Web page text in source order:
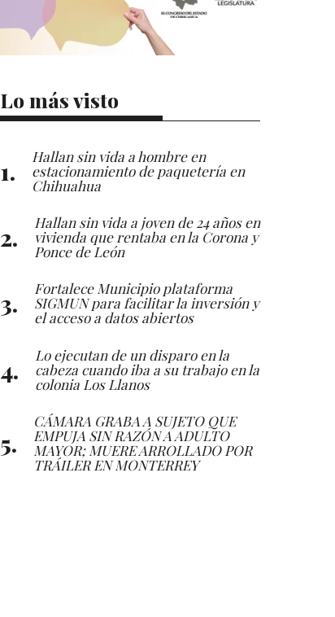
Lo más visto
Hallan sin vida a hombre en
estacionamiento de paquetería en
Chihuahua
Hallan sin vida a joven de 24 años en
vivienda que rentaba en la Corona y
Ponce de León
Fortalece Municipio plataforma
SIGMUN para facilitar la inversión y
el acceso a datos abiertos
Lo ejecutan de un disparo en la
cabeza cuando iba a su trabajo en la
colonia Los Llanos
CÁMARA GRABA A SUJETO QUE
EMPUJA SIN RAZÓN A ADULTO
MAYOR; MUERE ARROLLADO POR
TRÁILER EN MONTERREY